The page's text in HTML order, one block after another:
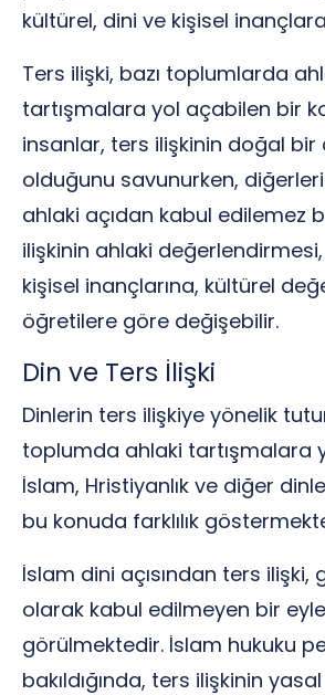
kültürel, dini ve kişisel
Ters ilişki, bazı toplumlarda
tartışmalara yol açabilen bir
insanlar, ters ilişkinin doğal bir
olduğunu savunurken,
ahlaki açıdan kabul edilemez
ilişkinin ahlaki
kişisel inançlarına, kültürel
öğretilere göre değişebilir.
Din ve Ters İlişki
Dinlerin ters ilişkiye yönelik
toplumda ahlaki tartışmalara
İslam, Hristiyanlık ve diğer
bu konuda farklılık
İslam dini açısından ters ilişki,
olarak kabul edilmeyen bir
görülmektedir. İslam hukuku
bakıldığında, ters ilişkinin